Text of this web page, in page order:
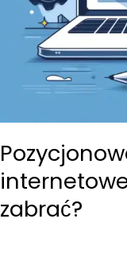
zabrać?